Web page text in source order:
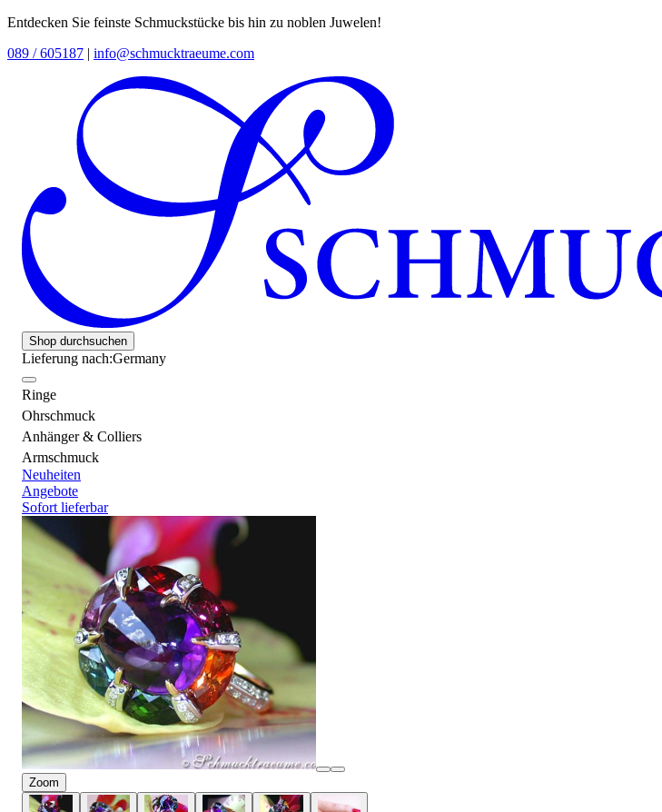
Entdecken Sie feinste Schmuckstücke bis hin zu noblen Juwelen!
089 / 605187 | info@schmucktraeume.com
Shop durchsuchen
Lieferung nach:Germany
Ringe
Ohrschmuck
Anhänger & Colliers
Armschmuck
Neuheiten
Angebote
Sofort lieferbar
Zoom